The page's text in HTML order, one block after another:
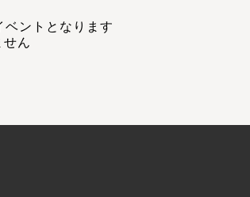
ントとなります
せん